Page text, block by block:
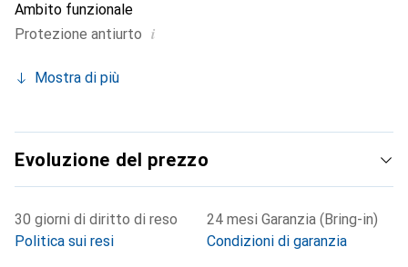
Ambito funzionale
Protezione antiurto i
Mostra di più
Evoluzione del prezzo
30 giorni di diritto di reso
Politica sui resi
24 mesi Garanzia (Bring-in)
Condizioni di garanzia